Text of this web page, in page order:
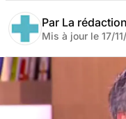
Par La
Mis à jour le 17/